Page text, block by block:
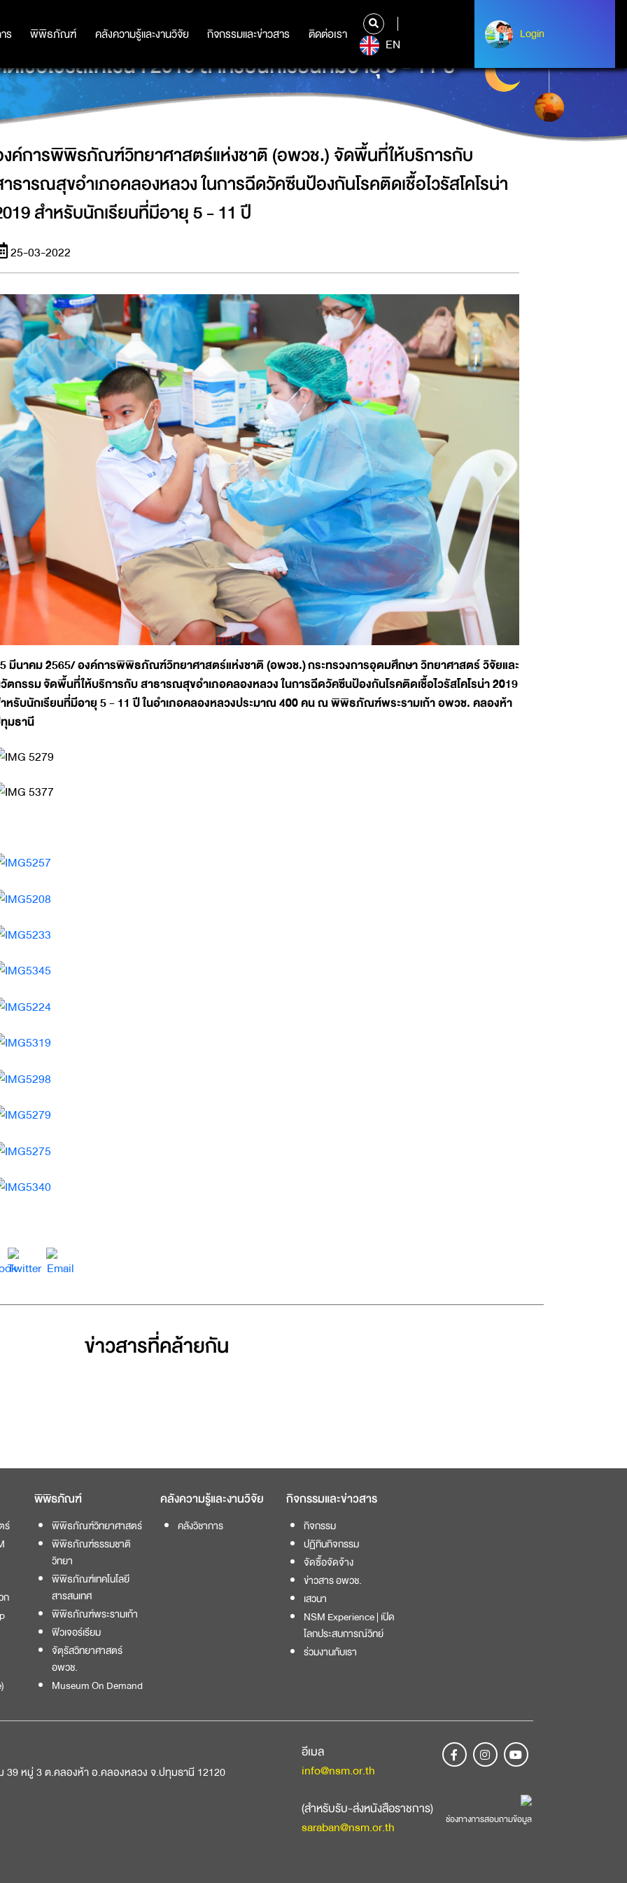
ร พิพิธภัณฑ์ คลังความรู้และงานวิจัย กิจกรรมและข่าวสาร ติดต่อเรา
ร พิพิธภัณฑ์ คลังความรู้และงานวิจัย กิจกรรมและข่าวสาร ติดต่อเรา
EN
Login
Login
(อพวช.) จัดพื้นที่ให้บริการกับ สาธารณสุขอำเภอคลองหลวง ในการฉีด
เชื้อไวรัสโคโรน่า 2019 สำหรับนักเรียนที่มีอายุ 5 - 11 ปี
ค์การพิพิธภัณฑ์วิทยาศาสตร์แห่งชาติ (อพวช.) จัดพื้นที่ให้บริการกับ
ธารณสุขอำเภอคลองหลวง ในการฉีดวัคซีนป้องกันโรคติดเชื้อไวรัสโคโรน่า
สำหรับนักเรียนที่มีอายุ 5 - 11 ปี
25-03-2022
มีนาคม 2565/ องค์การพิพิธภัณฑ์วิทยาศาสตร์แห่งชาติ (อพวช.) กระทรวงการอุดมศึกษา วิทยาศาสตร์ วิจัยและ
ตกรรม จัดพื้นที่ให้บริการกับ สาธารณสุขอำเภอคลองหลวง ในการฉีดวัคซีนป้องกันโรคติดเชื้อไวรัสโคโรน่า 2019
หรับนักเรียนที่มีอายุ 5 - 11 ปี ในอำเภอคลองหลวงประมาณ 400 คน ณ พิพิธภัณฑ์พระรามเก้า อพวช. คลองห้า
มธานี
ข่าวสารที่่คล้ายกัน
ร์
ก
พิพิธภัณฑ์
พิพิธภัณฑ์วิทยาศาสตร์
พิพิธภัณฑ์ธรรมชาติ
วิทยา
พิพิธภัณฑ์เทคโนโลยี
สารสนเทศ
พิพิธภัณฑ์พระรามเก้า
ฟิวเจอร์เรียม
จัตุรัสวิทยาศาสตร์
อพวช.
Museum On Demand
คลังความรู้และงานวิจัย
คลังวิชาการ
กิจกรรมและข่าวสาร
กิจกรรม
ปฏิทินกิจกรรม
จัดซื้อจัดจ้าง
ข่าวสาร อพวช.
เสวนา
NSM Experience | เปิด
โลกประสบการณ์วิทย์
ร่วมงานกับเรา
39 หมู่ 3 ต.คลองห้า อ.คลองหลวง จ.ปทุมธานี 12120
อีเมล
info@nsm.or.th
(สำหรับรับ-ส่งหนังสือราชการ)
saraban@nsm.or.th
ช่องทางการสอบถามข้อมูล